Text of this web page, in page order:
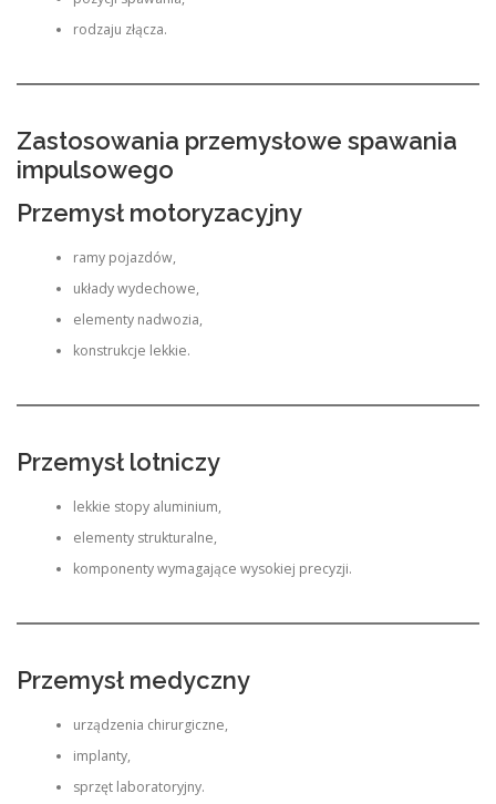
rodzaju złącza.
Zastosowania przemysłowe spawania
impulsowego
Przemysł motoryzacyjny
ramy pojazdów,
układy wydechowe,
elementy nadwozia,
konstrukcje lekkie.
Przemysł lotniczy
lekkie stopy aluminium,
elementy strukturalne,
komponenty wymagające wysokiej precyzji.
Przemysł medyczny
urządzenia chirurgiczne,
implanty,
sprzęt laboratoryjny.